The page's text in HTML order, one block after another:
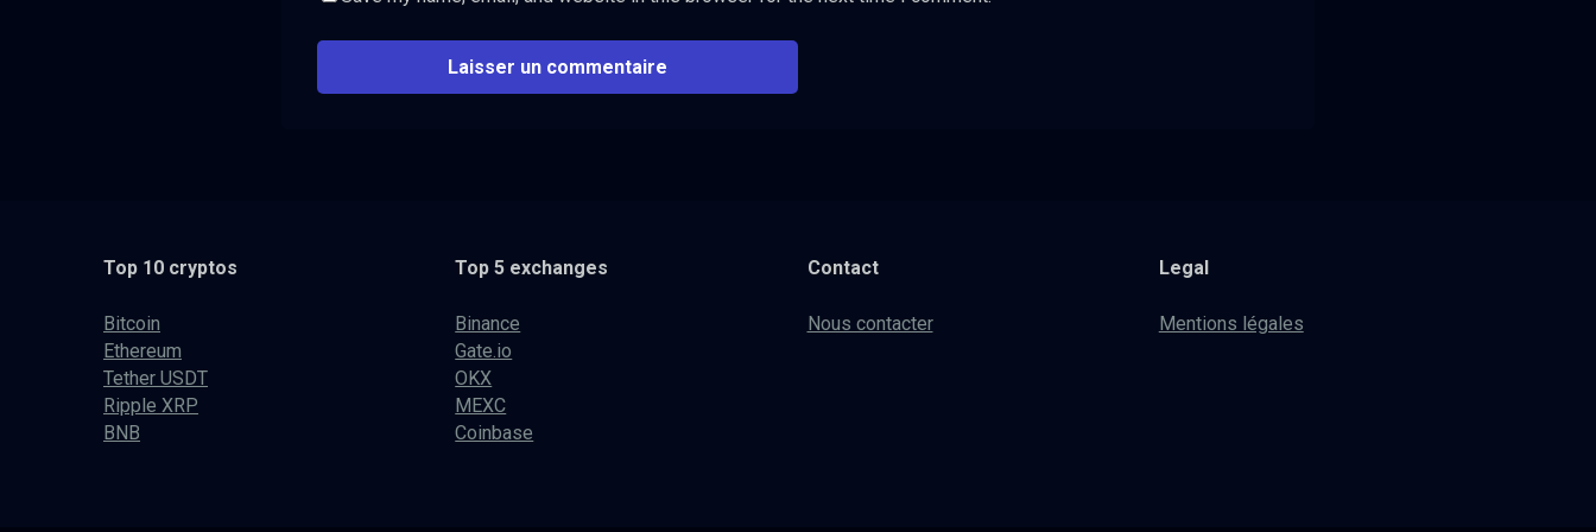
Top 10 cryptos
Bitcoin
Ethereum
Tether USDT
Ripple XRP
BNB
Top 5 exchanges
Binance
Gate.io
OKX
MEXC
Coinbase
Contact
Nous contacter
Legal
Mentions légales